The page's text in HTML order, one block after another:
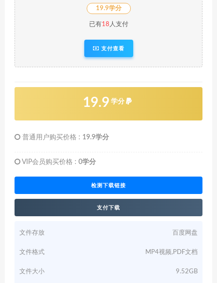
19.9学分
已有 18 人支付
支付查看
19.9 学分
普通用户购买价格 : 19.9学分
VIP会员购买价格 : 0学分
检测下载链接
支付下载
文件存放 百度网盘
文件格式 MP4视频,PDF文档
文件大小 9.52GB